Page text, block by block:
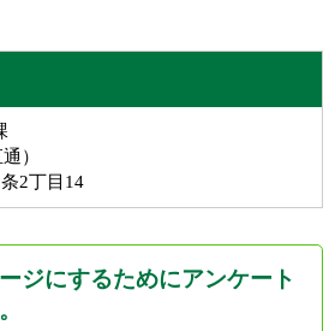
）
2丁目14
ジにするためにアンケート